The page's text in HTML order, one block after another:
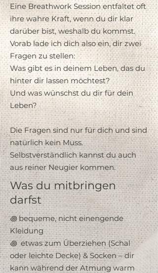
Eine Breathwork Session entfaltet oft
ihre wahre Kraft, wenn du dir klar
darüber bist, weshalb du kommst.
Vorab lade ich dich also ein, dir zwei
Fragen zu stellen:
Was gibt es in deinem Leben, das du
hinter dir lassen möchtest?
Und was wünschst du dir für dein
Leben?
Die Fragen sind nur für dich und sind
natürlich kein Muss.
Selbstverständlich kannst du auch
aus reiner Neugier kommen.
Was du mitbringen
darfst
꩜ bequeme, nicht einengende
Kleidung
꩜ etwas zum Überziehen (Schal
oder leichte Decke) & Socken – dir
kann während der Atmung warm